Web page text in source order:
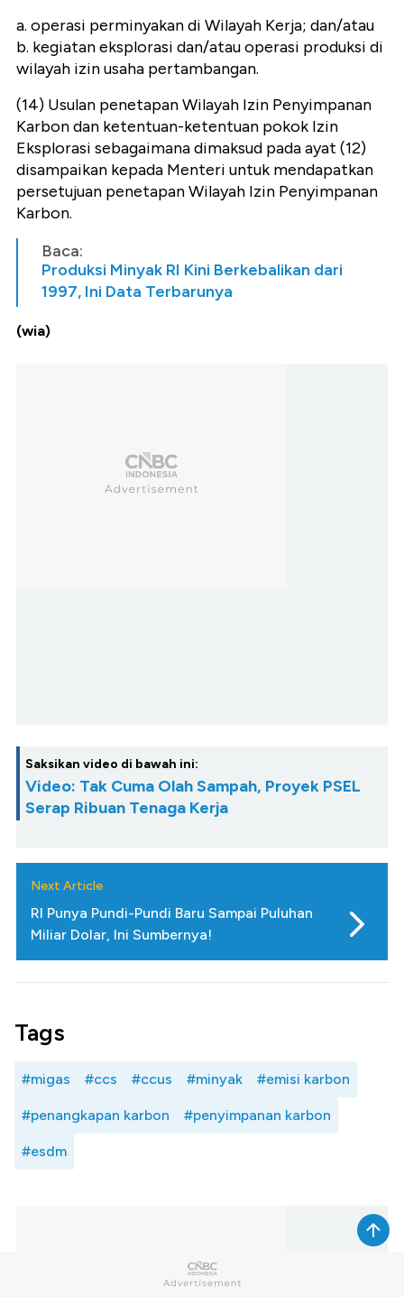
a. operasi perminyakan di Wilayah Kerja; dan/atau
b. kegiatan eksplorasi dan/atau operasi produksi di
wilayah izin usaha pertambangan.
(14) Usulan penetapan Wilayah Izin Penyimpanan
Karbon dan ketentuan-ketentuan pokok Izin
Eksplorasi sebagaimana dimaksud pada ayat (12)
disampaikan kepada Menteri untuk mendapatkan
persetujuan penetapan Wilayah Izin Penyimpanan
Karbon.
Baca:
Produksi Minyak RI Kini Berkebalikan dari
1997, Ini Data Terbarunya
(wia)
Saksikan video di bawah ini:
Video: Tak Cuma Olah Sampah, Proyek PSEL
Serap Ribuan Tenaga Kerja
Next Article
RI Punya Pundi-Pundi Baru Sampai Puluhan
Miliar Dolar, Ini Sumbernya!
Tags
#migas #ccs #ccus #minyak #emisi karbon
#penangkapan karbon #penyimpanan karbon
#esdm